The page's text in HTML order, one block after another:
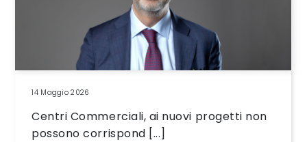
14 Maggio 2026
Centri Commerciali, ai nuovi progetti non
possono corrispond [...]